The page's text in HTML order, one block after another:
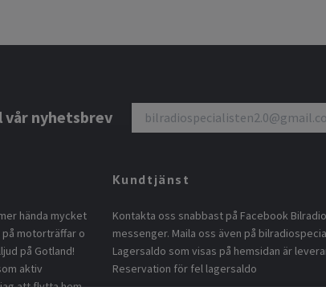
vår nyhetsbrev
hända mycket
motorträffar o
på Gotland!
aktiv
att flytta hem
Kundtjänst
Kontakta oss snabbast på Facebook
messenger. Maila oss även på
Lagersaldo som visas på hemsidan är
Reservation för fel lagersaldo